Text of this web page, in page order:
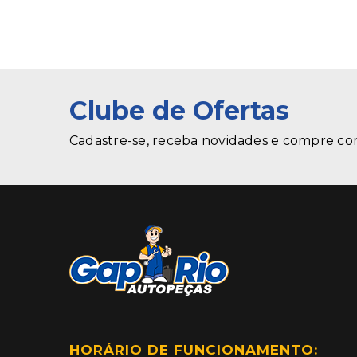
Clube de Ofertas
Cadastre-se, receba novidades e compre
HORÁRIO DE FUNCIONAMENTO: